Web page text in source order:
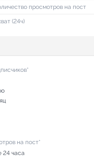
просмотров на пост
(24ч)
на пост*
24 часа